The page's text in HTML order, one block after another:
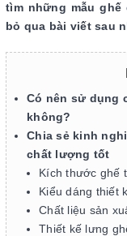
tìm những mẫu
bỏ qua bài viết sau
Có nên sử dụng
không?
Chia sẻ kinh
chất lượng tốt
Kích thước ghế
Kiểu dáng thiết
Chất liệu sản
Thiết kế lưng